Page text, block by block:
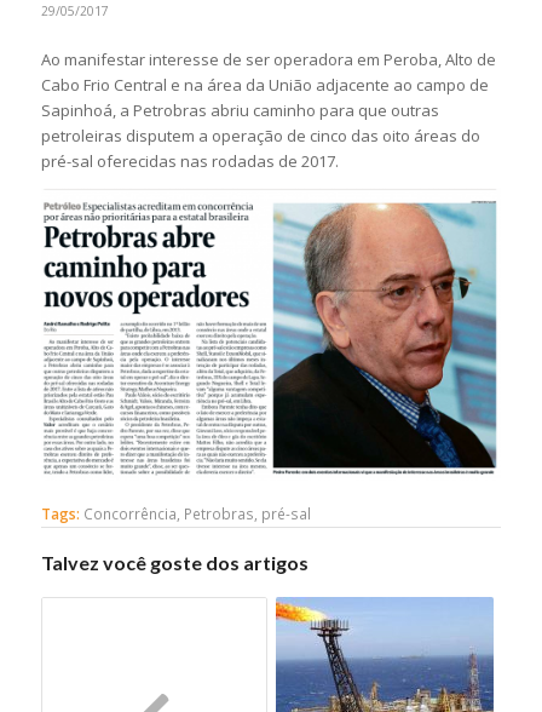
29/05/2017
Ao manifestar interesse de ser operadora em Peroba, Alto de
Cabo Frio Central e na área da União adjacente ao campo de
Sapinhoá, a Petrobras abriu caminho para que outras
petroleiras disputem a operação de cinco das oito áreas do
pré-sal oferecidas nas rodadas de 2017.
Tags: Concorrência Petrobras pré-sal
Talvez você goste dos artigos